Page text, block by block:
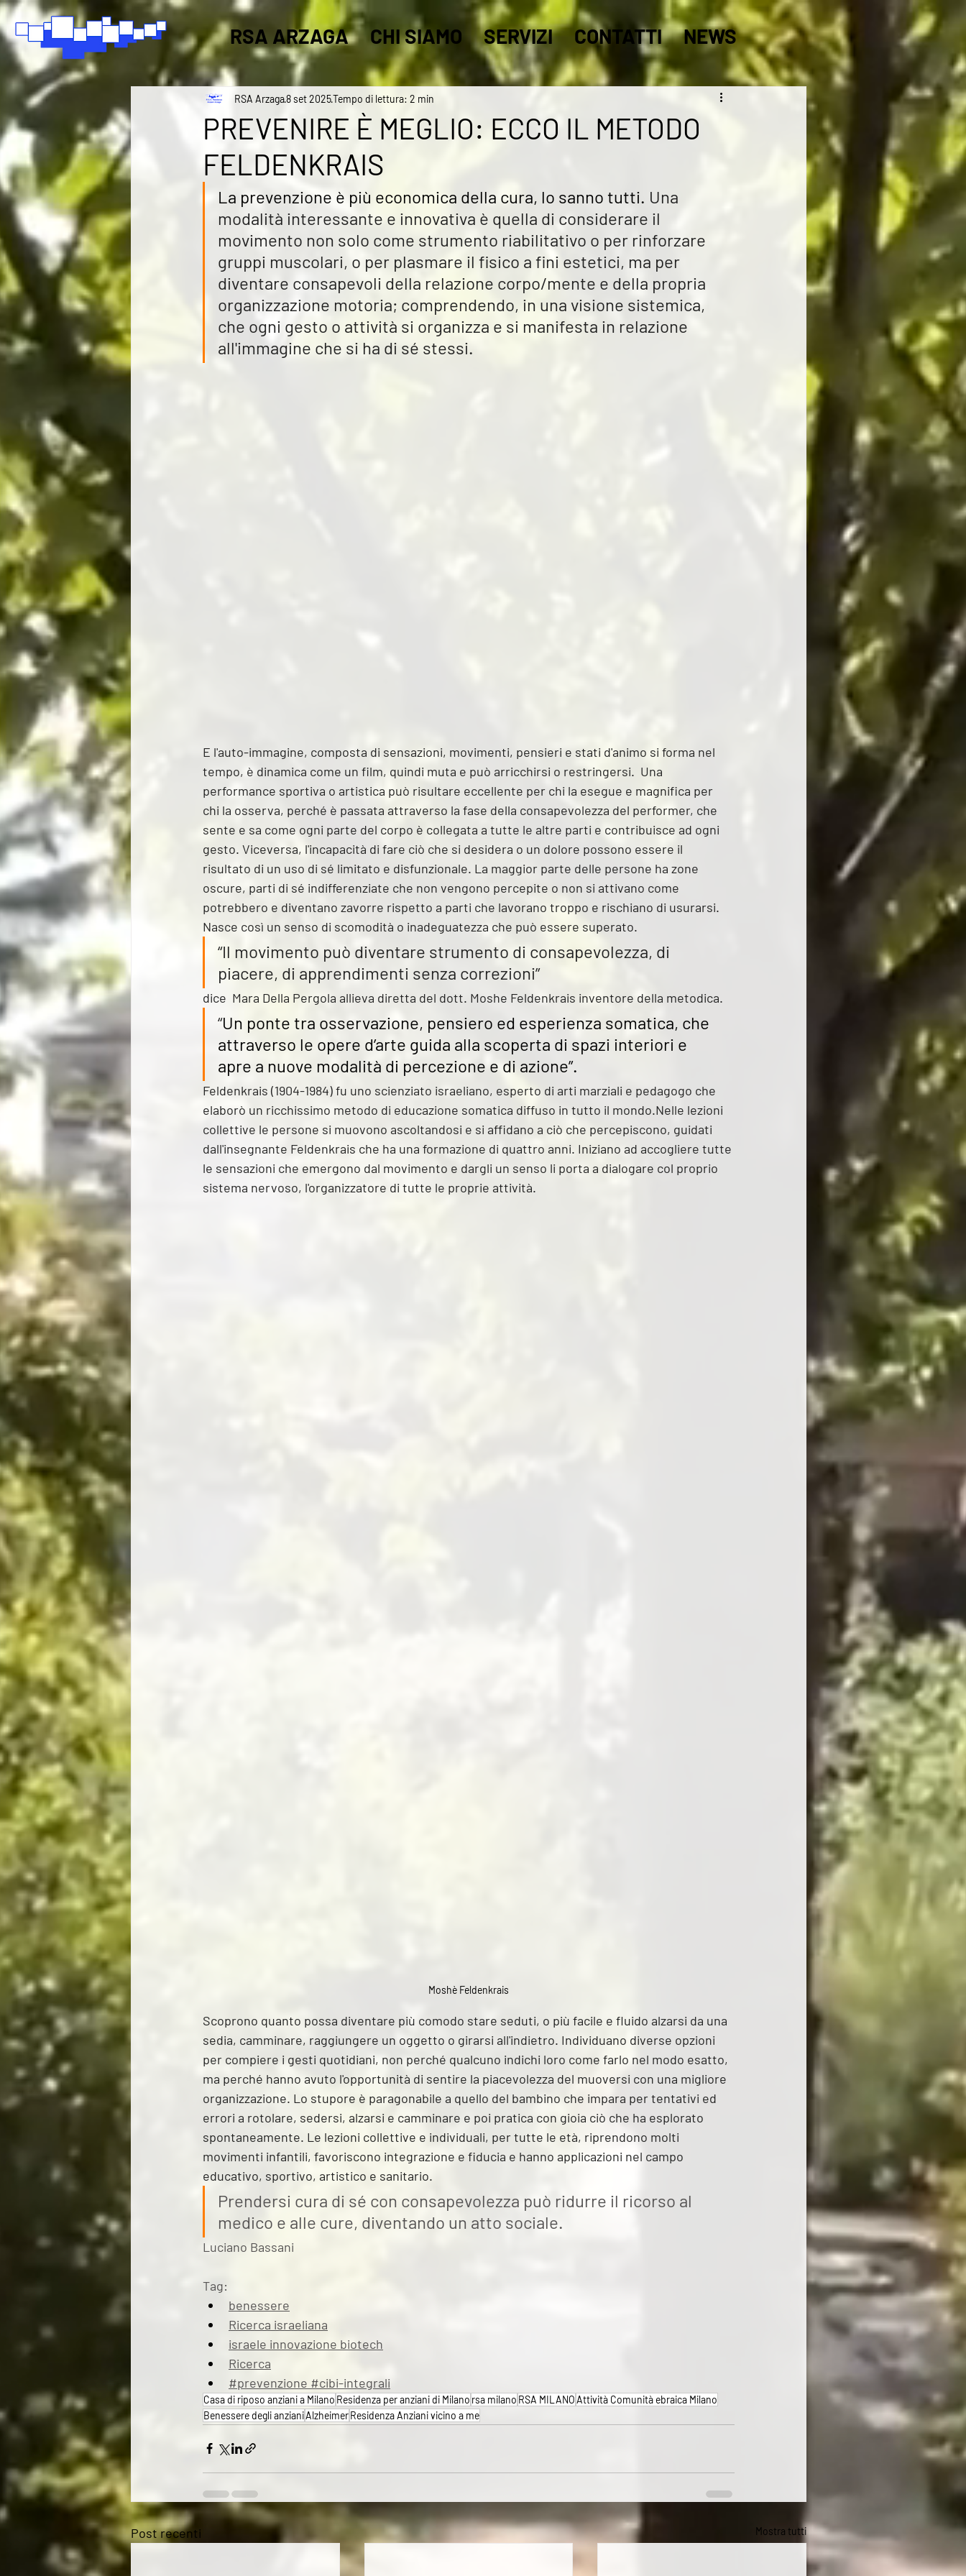
RSA ARZAGA CHI SIAMO SERVIZI CONTATTI NEWS
PREVENIRE È MEGLIO: ECCO IL METODO
FELDENKRAIS
RSA Arzaga8 set 2025Tempo di lettura: 2 min
La prevenzione è più economica della cura, lo sanno tutti. Una
modalità interessante e innovativa è quella di considerare il
movimento non solo come strumento riabilitativo o per rinforzare
gruppi muscolari, o per plasmare il fisico a fini estetici, ma per
diventare consapevoli della relazione corpo/mente e della propria
organizzazione motoria; comprendendo, in una visione sistemica,
che ogni gesto o attività si organizza e si manifesta in relazione
all'immagine che si ha di sé stessi.
E l'auto-immagine, composta di sensazioni, movimenti, pensieri e stati d'animo si forma nel
tempo, è dinamica come un film, quindi muta e può arricchirsi o restringersi.  Una
performance sportiva o artistica può risultare eccellente per chi la esegue e magnifica per
chi la osserva, perché è passata attraverso la fase della consapevolezza del performer, che
sente e sa come ogni parte del corpo è collegata a tutte le altre parti e contribuisce ad ogni
gesto. Viceversa, l'incapacità di fare ciò che si desidera o un dolore possono essere il
risultato di un uso di sé limitato e disfunzionale. La maggior parte delle persone ha zone
oscure, parti di sé indifferenziate che non vengono percepite o non si attivano come
potrebbero e diventano zavorre rispetto a parti che lavorano troppo e rischiano di usurarsi.
Nasce così un senso di scomodità o inadeguatezza che può essere superato.
“Il movimento può diventare strumento di consapevolezza, di
piacere, di apprendimenti senza correzioni”
dice  Mara Della Pergola allieva diretta del dott. Moshe Feldenkrais inventore della metodica.
“Un ponte tra osservazione, pensiero ed esperienza somatica, che
attraverso le opere d’arte guida alla scoperta di spazi interiori e
apre a nuove modalità di percezione e di azione”.
Feldenkrais (1904-1984) fu uno scienziato israeliano, esperto di arti marziali e pedagogo che
elaborò un ricchissimo metodo di educazione somatica diffuso in tutto il mondo.Nelle lezioni
collettive le persone si muovono ascoltandosi e si affidano a ciò che percepiscono, guidati
dall'insegnante Feldenkrais che ha una formazione di quattro anni. Iniziano ad accogliere tutte
le sensazioni che emergono dal movimento e dargli un senso li porta a dialogare col proprio
sistema nervoso, l'organizzatore di tutte le proprie attività.
Moshè Feldenkrais
Scoprono quanto possa diventare più comodo stare seduti, o più facile e fluido alzarsi da una
sedia, camminare, raggiungere un oggetto o girarsi all'indietro. Individuano diverse opzioni
per compiere i gesti quotidiani, non perché qualcuno indichi loro come farlo nel modo esatto,
ma perché hanno avuto l'opportunità di sentire la piacevolezza del muoversi con una migliore
organizzazione. Lo stupore è paragonabile a quello del bambino che impara per tentativi ed
errori a rotolare, sedersi, alzarsi e camminare e poi pratica con gioia ciò che ha esplorato
spontaneamente. Le lezioni collettive e individuali, per tutte le età, riprendono molti
movimenti infantili, favoriscono integrazione e fiducia e hanno applicazioni nel campo
educativo, sportivo, artistico e sanitario.
Prendersi cura di sé con consapevolezza può ridurre il ricorso al
medico e alle cure, diventando un atto sociale.
Luciano Bassani
Tag:
benessere
Ricerca israeliana
israele innovazione biotech
Ricerca
#prevenzione #cibi-integrali
Casa di riposo anziani a Milano Residenza per anziani di Milano rsa milano RSA MILANOAttività Comunità ebraica Milano
Benessere degli anzianiAlzheimerResidenza Anziani vicino a me
Post recenti Mostra tutti